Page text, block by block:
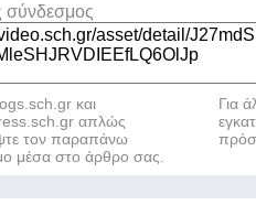
σύνδεσμος
και
απλώς
τον παραπάνω
μέσα στο άρθρο σας.
Για